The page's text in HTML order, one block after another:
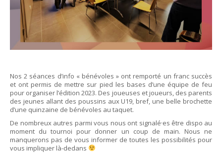
Nos 2 séances d’info « bénévoles » ont remporté un franc succès
et ont permis de mettre sur pied les bases d’une équipe de feu
pour organiser l’édition 2023. Des joueuses et joueurs, des parents
des jeunes allant des poussins aux U19, bref, une belle brochette
d’une quinzaine de bénévoles au taquet.
De nombreux autres parmi vous nous ont signalé·es être dispo au
moment du tournoi pour donner un coup de main. Nous ne
manquerons pas de vous informer de toutes les possibilités pour
vous impliquer là-dedans